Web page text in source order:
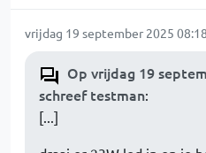
vrijdag 19 september 2025
Op vrijdag 19
schreef testman:
[...]